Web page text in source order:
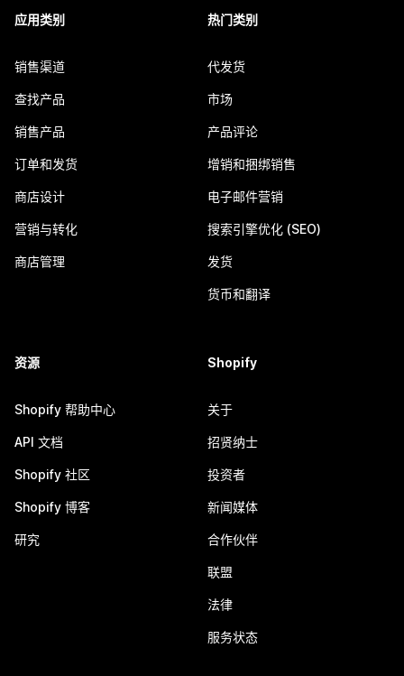
应用类别
销售渠道
查找产品
销售产品
订单和发货
商店设计
营销与转化
商店管理
热门类别
代发货
市场
产品评论
增销和捆绑销售
电子邮件营销
搜索引擎优化 (SEO)
发货
货币和翻译
资源
Shopify 帮助中心
API 文档
Shopify 社区
Shopify 博客
研究
Shopify
关于
招贤纳士
投资者
新闻媒体
合作伙伴
联盟
法律
服务状态